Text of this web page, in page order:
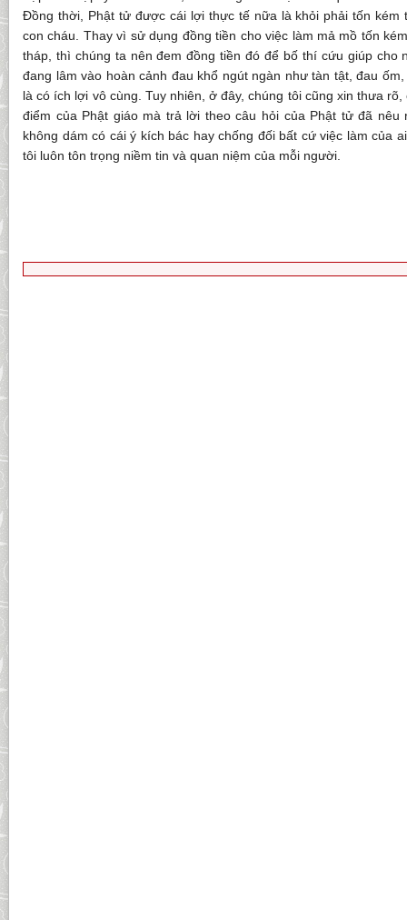
Đồng thời, Phật tử được cái lợi thực tế nữa là khỏi phải tốn kém
con cháu. Thay vì sử dụng đồng tiền cho việc làm mả mồ tốn
tháp, thì chúng ta nên đem đồng tiền đó để bố thí cứu giúp cho
đang lâm vào hoàn cảnh đau khổ ngút ngàn như tàn tật, đau
là có ích lợi vô cùng. Tuy nhiên, ở đây, chúng tôi cũng xin thưa
điểm của Phật giáo mà trả lời theo câu hỏi của Phật tử đã nêu
không dám có cái ý kích bác hay chống đối bất cứ việc làm của
tôi luôn tôn trọng niềm tin và quan niệm của mỗi người.